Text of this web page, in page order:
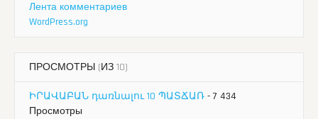
Лента комментариев
WordPress.org
ПРОСМОТРЫ (ИЗ 10)
ԻՐԱՎԱԲԱՆ դառնալու 10 ՊԱՏՃԱՌ - 7 434
Просмотры